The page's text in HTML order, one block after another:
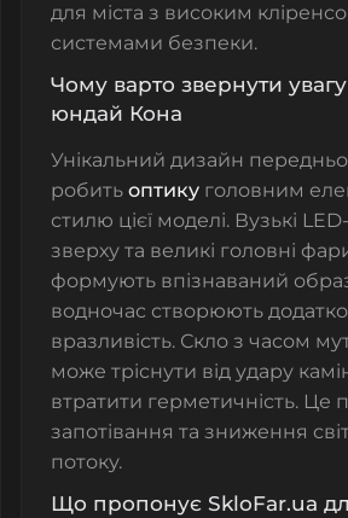
для міста з високим
системами безпеки.
Чому варто звернути
юндай Кона
Унікальний дизайн
робить оптику головним
стилю цієї моделі. Вузькі
зверху та великі головні
формують впізнаваний
водночас створюють
вразливість. Скло з часом
може тріснути від удару
втратити герметичність. Це
запотівання та зниження
потоку.
Що пропонує SkloFar.ua